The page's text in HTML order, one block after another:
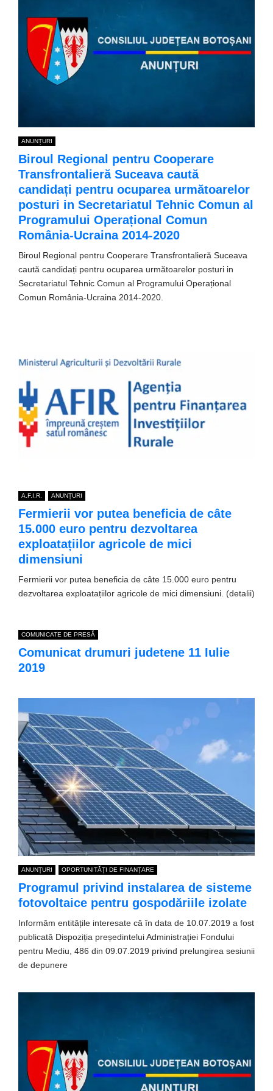
ANUNȚURI
Biroul Regional pentru Cooperare
Transfrontalieră Suceava caută
candidați pentru ocuparea următoarelor
posturi in Secretariatul Tehnic Comun al
Programului Operațional Comun
România-Ucraina 2014-2020
Biroul Regional pentru Cooperare Transfrontalieră Suceava
caută candidați pentru ocuparea următoarelor posturi in
Secretariatul Tehnic Comun al Programului Operațional
Comun România-Ucraina 2014-2020.
A.F.I.R. ANUNȚURI
Fermierii vor putea beneficia de câte
15.000 euro pentru dezvoltarea
exploatațiilor agricole de mici
dimensiuni
Fermierii vor putea beneficia de câte 15.000 euro pentru
dezvoltarea exploatațiilor agricole de mici dimensiuni. (detalii)
COMUNICATE DE PRESĂ
Comunicat drumuri judetene 11 Iulie
2019
ANUNȚURI OPORTUNITĂȚI DE FINANȚARE
Programul privind instalarea de sisteme
fotovoltaice pentru gospodăriile izolate
Informăm entitățile interesate că în data de 10.07.2019 a fost
publicată Dispoziția președintelui Administrației Fondului
pentru Mediu, 486 din 09.07.2019 privind prelungirea sesiunii
de depunere